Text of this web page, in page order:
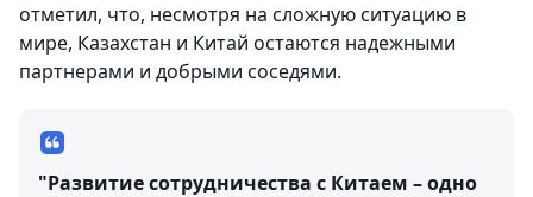
отметил, что, несмотря на сложную ситуацию в
мире, Казахстан и Китай остаются надежными
партнерами и добрыми соседями.
"Развитие сотрудничества с Китаем – одно